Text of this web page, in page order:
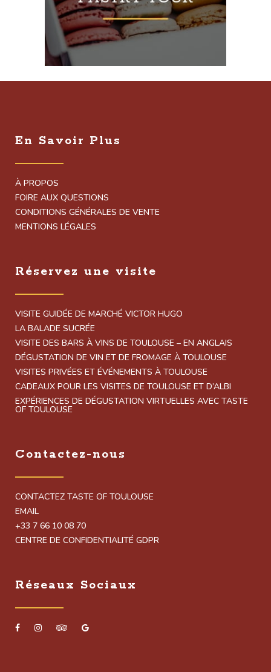
En Savoir Plus
À PROPOS
FOIRE AUX QUESTIONS
CONDITIONS GÉNÉRALES DE VENTE
MENTIONS LÉGALES
Réservez une visite
VISITE GUIDÉE DE MARCHÉ VICTOR HUGO
LA BALADE SUCRÉE
VISITE DES BARS À VINS DE TOULOUSE – EN ANGLAIS
DÉGUSTATION DE VIN ET DE FROMAGE À TOULOUSE
VISITES PRIVÉES ET ÉVÉNEMENTS À TOULOUSE
CADEAUX POUR LES VISITES DE TOULOUSE ET D’ALBI
EXPÉRIENCES DE DÉGUSTATION VIRTUELLES AVEC TASTE
OF TOULOUSE
Contactez-nous
CONTACTEZ TASTE OF TOULOUSE
EMAIL
+33 7 66 10 08 70
CENTRE DE CONFIDENTIALITÉ GDPR
Réseaux Sociaux